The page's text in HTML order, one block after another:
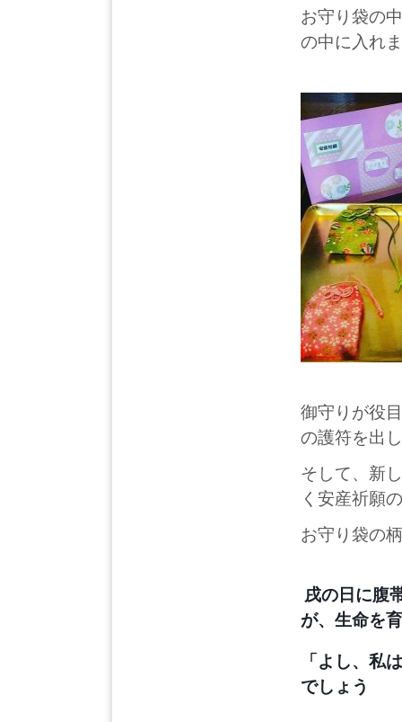
お守り袋の
の中に入れ
御守りが役
の護符を出
そして、新
く安産祈願
お守り袋の
戌の日に腹
が、生命を
「よし、私
でしょう